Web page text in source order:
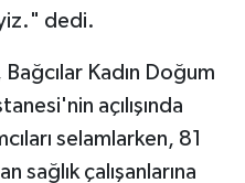
dedi.
Kadın Doğum
açılışında
selamlarken, 81
sağlık çalışanlarına